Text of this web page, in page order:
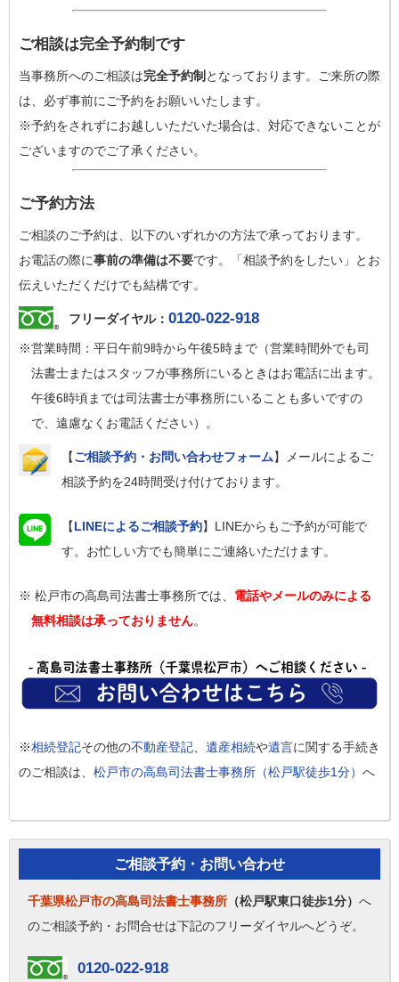
ご相談は完全予約制です
当事務所へのご相談は完全予約制 となっております。ご来所の際
は、必ず事前にご予約をお願いいたします。
※予約をされずにお越しいただいた場合は、対応できないことが
ございますのでご了承ください。
ご予約方法
ご相談のご予約は、以下のいずれかの方法で承っております。
お電話の際に事前の準備は不要です。「相談予約をしたい」とお
伝えいただくだけでも結構です。
フリーダイヤル： 0120-022-918
※営業時間：平日午前9時から午後5時まで（営業時間外でも司
法書士またはスタッフが事務所にいるときはお電話に出ます。
午後6時頃までは司法書士が事務所にいることも多いですの
で、遠慮なくお電話ください）。
【ご相談予約・お問い合わせフォーム】メールによるご
相談予約を24時間受け付けております。
【LINEによるご相談予約】LINEからもご予約が可能で
す。お忙しい方でも簡単にご連絡いただけます。
※ 松戸市の高島司法書士事務所では、 電話やメールのみによる
無料相談は承っておりません。
※相続登記その他の不動産登記 遺産相続や遺言に関する手続き
のご相談は、 松戸市の高島司法書士事務所（松戸駅徒歩1分） へ
ご相談予約・お問い合わせ
千葉県松戸市の高島司法書士事務所 （松戸駅東口徒歩1分） へ
のご相談予約・お問合せは下記のフリーダイヤルへどうぞ。
0120-022-918